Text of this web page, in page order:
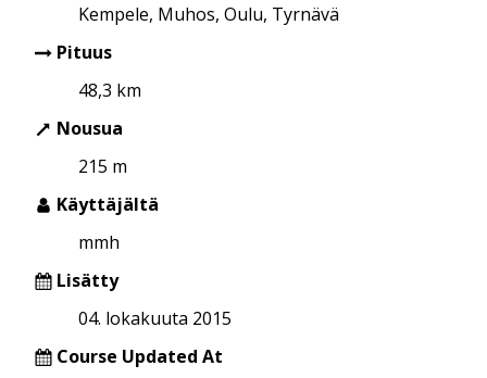
Kempele, Muhos, Oulu, Tyrnävä
Pituus
48,3 km
Nousua
215 m
Käyttäjältä
mmh
Lisätty
04. lokakuuta 2015
Course Updated At